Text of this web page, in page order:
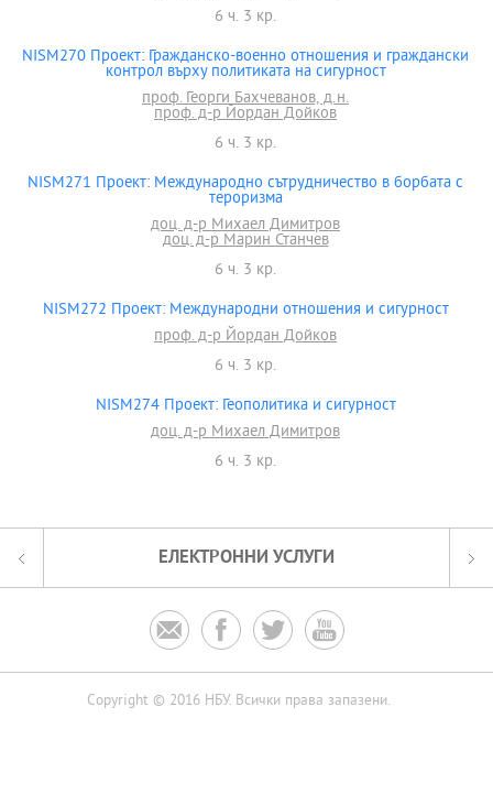
6 ч. 3 кр.
NISM270 Проект: Гражданско-военно отношения и граждански
контрол върху политиката на сигурност
проф. Георги Бахчеванов, д.н.
проф. д-р Йордан Дойков
6 ч. 3 кр.
NISM271 Проект: Международно сътрудничество в борбата с
тероризма
доц. д-р Михаел Димитров
доц. д-р Марин Станчев
6 ч. 3 кр.
NISM272 Проект: Международни отношения и сигурност
проф. д-р Йордан Дойков
6 ч. 3 кр.
NISM274 Проект: Геополитика и сигурност
доц. д-р Михаел Димитров
6 ч. 3 кр.
ЕЛЕКТРОННИ УСЛУГИ
   
Copyright © 2016 НБУ. Всички права запазени.